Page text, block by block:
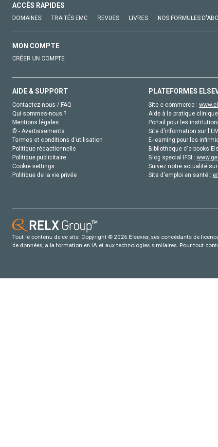
ACCÈS RAPIDES
DOMAINES TRAITÉS EMC REVUES LIVRES NOS FORMULES
MON COMPTE
CRÉER UN COMPTE
AIDE & SUPPORT
Contactez-nous / FAQ
Qui sommes-nous ?
Mentions légales
© - Avertissements
Termes et conditions d'utilisation
Politique rédactionnelle
Politique publicitaire
Cookie settings
Politique de la vie privée
PLATEFORMES
Site e-commerce :
Aide à la pratique
Portail pour les
Site d'information sur
E-learning pour les
Bibliothèque d'e-books
Blog special IFSI :
Suivez notre actualité
Site d'emploi en santé :
Tout le contenu de ce site: Copyright © 2026 Elsevier, ses concédants de
de données, a la formation en IA et aux technologies similaires. Pour tout